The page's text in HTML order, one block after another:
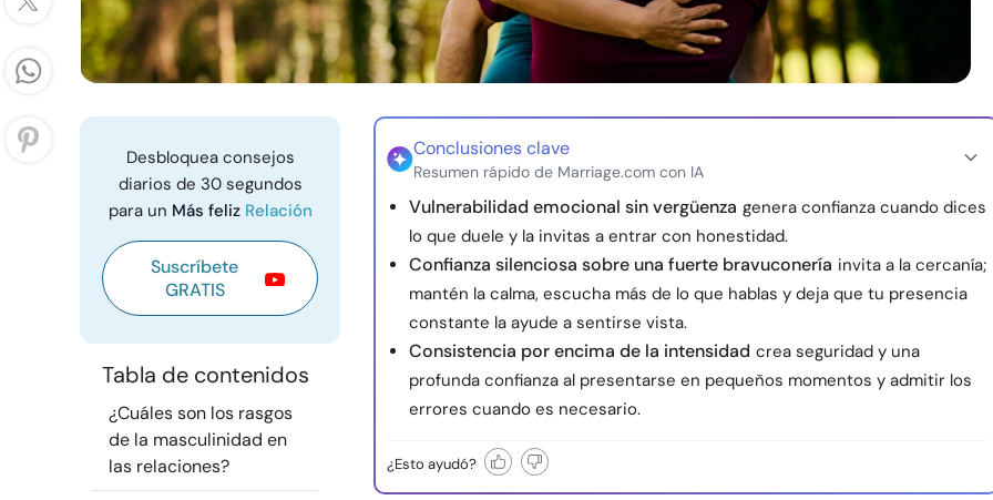
Desbloquea consejos
diarios de 30 segundos
para un Más feliz Relación
Suscríbete
GRATIS
Tabla de contenidos
¿Cuáles son los rasgos
de la masculinidad en
las relaciones?
Conclusiones clave
Resumen rápido de Marriage.com con IA
Vulnerabilidad emocional sin vergüenza genera confianza cuando dices
lo que duele y la invitas a entrar con honestidad.
Confianza silenciosa sobre una fuerte bravuconería invita a la cercanía;
mantén la calma, escucha más de lo que hablas y deja que tu presencia
constante la ayude a sentirse vista.
Consistencia por encima de la intensidad crea seguridad y una
profunda confianza al presentarse en pequeños momentos y admitir los
errores cuando es necesario.
¿Esto ayudó?